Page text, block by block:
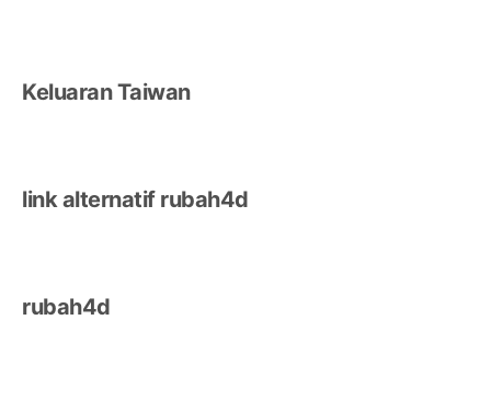
Keluaran Taiwan
link alternatif rubah4d
rubah4d